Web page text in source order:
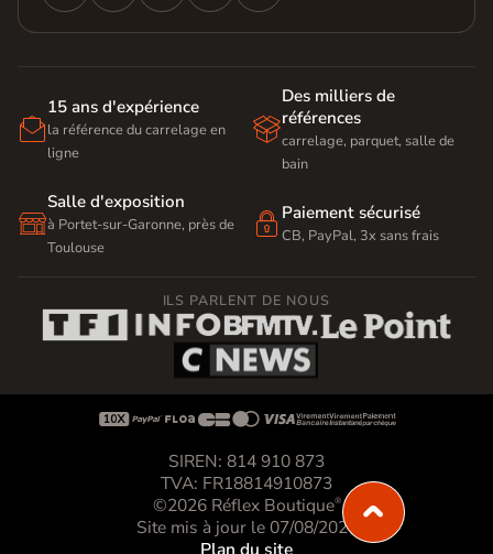

15 ans d'expérience
la référence du carrelage en
ligne

Des milliers de
références
carrelage, parquet, salle de
bain

Salle d'exposition
à Portet-sur-Garonne, près de
Toulouse
 Paiement sécurisé
CB, PayPal, 3x sans frais
ILS PARLENT DE NOUS

SIREN: 814 910 873
TVA: FR18814910873
©2026 Réflex Boutique®
Site mis à jour le 07/08/2026